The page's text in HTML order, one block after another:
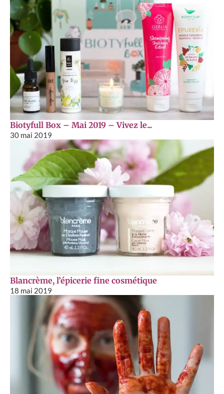
Biotyfull Box – Mai 2019 – Vivez le...
30 mai 2019
Blancrème, l’épicerie fine cosmétique
18 mai 2019